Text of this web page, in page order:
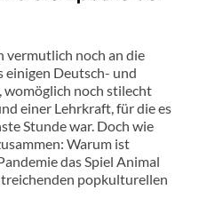
vermutlich noch an die
einigen Deutsch- und
noch stilecht
einer Lehrkraft, für die es
Stunde war. Doch wie
Warum ist
das Spiel Animal
popkulturellen